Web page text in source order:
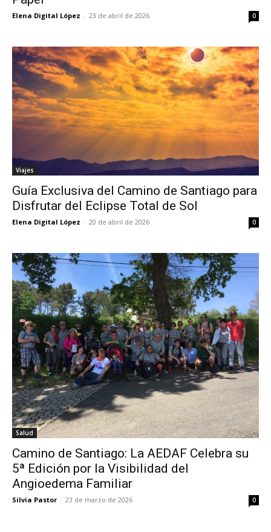
Elena Digital López - 23 de abril de 2026 0
Viajes
Guía Exclusiva del Camino de Santiago para
Disfrutar del Eclipse Total de Sol
Elena Digital López - 20 de abril de 2026 0
Salud
Camino de Santiago: La AEDAF Celebra su
5ª Edición por la Visibilidad del
Angioedema Familiar
Silvia Pastor - 23 de marzo de 2026 0